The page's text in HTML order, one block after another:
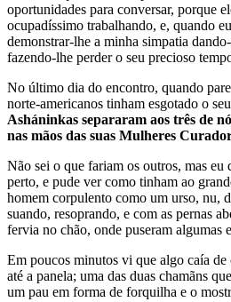
oportunidades para conversar, porque
ocupadíssimo trabalhando, e, quando
demonstrar-lhe a minha simpatia
fazendo-lhe perder o seu precioso
No último dia do encontro, quando
norte-americanos tinham esgotado o
Asháninkas separaram aos três de
nas mãos das suas Mulheres
Não sei o que fariam os outros, mas eu
perto, e pude ver como tinham ao
homem corpulento como um urso, nu,
suando, resoprando, e com as pernas
fervia no chão, onde puseram algumas
Em poucos minutos vi que algo caía de
até a panela; uma das duas chamãns
um pau em forma de forquilha e o